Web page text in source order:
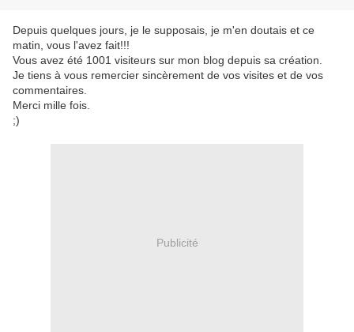
Depuis quelques jours, je le supposais, je m'en doutais et ce
matin, vous l'avez fait!!!
Vous avez été 1001 visiteurs sur mon blog depuis sa création.
Je tiens à vous remercier sincèrement de vos visites et de vos
commentaires.
Merci mille fois.
;)
Publicité